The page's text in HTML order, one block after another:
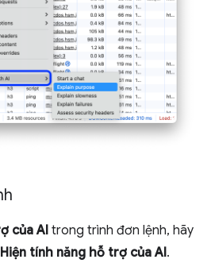
của AI trong trình đơn lệnh, hãy
Hiện tính năng hỗ trợ của AI.